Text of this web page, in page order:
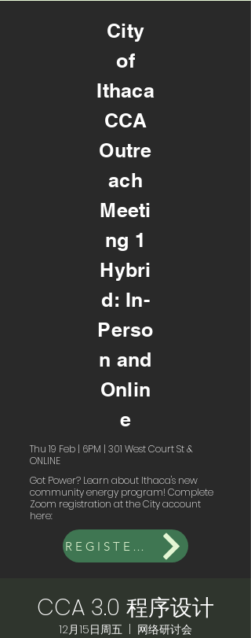
City
of
Ithaca
CCA
Outre
ach
Meeti
ng 1
Hybri
d: In-
Perso
n and
Onlin
e
Thu 19 Feb | 6PM | 301 West Court St &
ONLINE
Got Power? Learn about Ithaca's new
community energy program! Complete
Zoom registration at the City account
here:
REGISTER FOR CITY LINK ONLINE
CCA 3.0 程序设计
12月15日周五
网络研讨会